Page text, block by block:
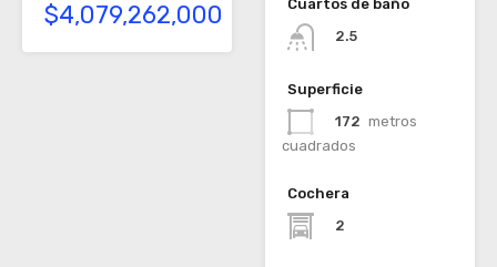
$4,079,262,000
Cuartos de baño
2.5
Superficie
172 metros
cuadrados
Cochera
2